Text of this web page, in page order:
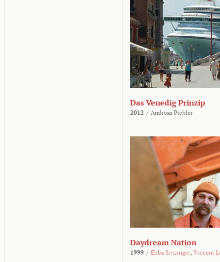
Das Venedig Prinzip
2012 / Andreas Pichler
Daydream Nation
1999 / Ebba Sinzinger, Vincent